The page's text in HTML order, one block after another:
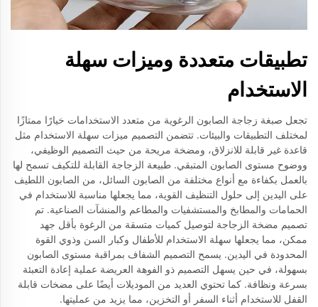
تطبيقات متعددة وميزات سهلة
الاستخدام
تجعل صبغة زجاجة الصابون الرغوية من متعدد الاستخدامات خيارًا ممتازًا
لمختلف التطبيقات والبيئات. تتضمن التصميم ميزات سهلة الاستخدام مثل
قاعدة غير قابلة للانزلاق، ومضخة مريحة من حيث التصميم الوظيفي،
ووضوح مستوى الصابون المتبقي. طبيعة الزجاجة القابلة للتكيف تسمح لها
بالعمل بكفاءة مع أنواع مختلفة من الصابون السائل، من الصابون اللطيف
على اليدين إلى حلول التنظيف القوية، مما يجعلها مناسبة للاستخدام في
الحمامات والمطابخ والمستشفيات والمطاعم والمنشآت الصناعية. تم
تصميم مضخة الزجاجة لتوصيل كميات متسقة من الرغوة بأقل جهد
ممكن، مما يجعلها سهلة الاستخدام للأطفال وكبار السن وذوي القوة
المحدودة في اليدين. يسمح التصميم الشفاف بمراقبة مستوى الصابون
بسهولة، في حين يسهل التصميم ذو الفوهة العريضة عملية إعادة التعبئة
بسرعة ونظافة. كما تحتوي العديد من الموديلات أيضًا على مضخات قابلة
القفل للاستخدام أثناء السفر أو التخزين، مما يزيد من عمليتها.